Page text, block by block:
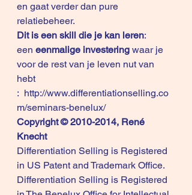
en gaat verder dan pure
relatiebeheer.
Dit is een skill die je kan leren:
een eenmalige investering waar je
voor de rest van je leven nut van
hebt
: http://www.differentiationselling.co
m/seminars-benelux/
Copyright © 2010-2014, René
Knecht
Differentiation Selling is Registered
in US Patent and Trademark Office.
Differentiation Selling is Registered